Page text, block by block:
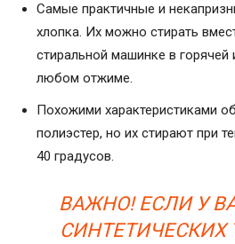
Самые практичные и
хлопка. Их можно стирать
стиральной машинке в
любом отжиме.
Похожими характеристиками
полиэстер, но их стирают при
40 градусов.
ВАЖНО! ЕСЛИ У
СИНТЕТИЧЕСКИХ